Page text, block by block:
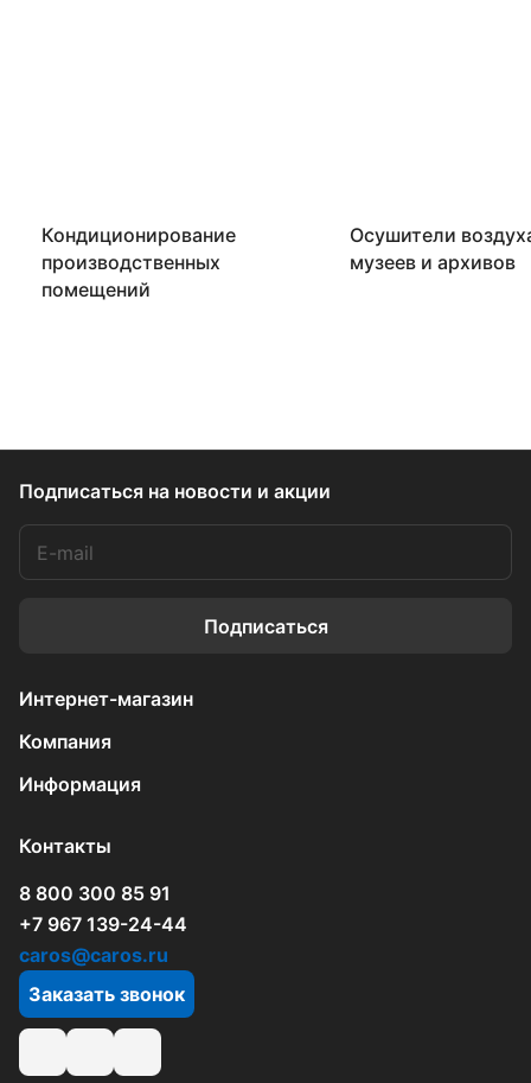
Кондиционирование
производственных
помещений
Осушители
музеев и архивов
Подписаться на новости и акции
Подписаться
Интернет-магазин
Компания
Информация
Контакты
8 800 300 85 91
+7 967 139-24-44
caros@caros.ru
Заказать звонок